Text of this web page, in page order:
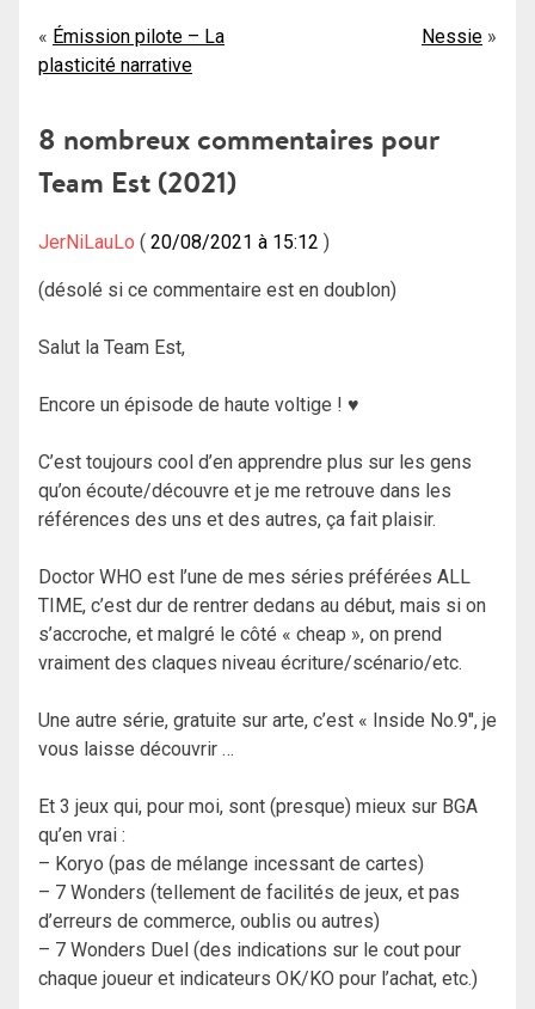
Navigation
de
l’article
Émission pilote – La
plasticité narrative
Nessie
8 nombreux commentaires pour
Team Est (2021)
JerNiLauLo 20/08/2021 à 15:12
(désolé si ce commentaire est en doublon)
Salut la Team Est,
Encore un épisode de haute voltige ! ♥
C’est toujours cool d’en apprendre plus sur les gens
qu’on écoute/découvre et je me retrouve dans les
références des uns et des autres, ça fait plaisir.
Doctor WHO est l’une de mes séries préférées ALL
TIME, c’est dur de rentrer dedans au début, mais si on
s’accroche, et malgré le côté « cheap », on prend
vraiment des claques niveau écriture/scénario/etc.
Une autre série, gratuite sur arte, c’est « Inside No.9″, je
vous laisse découvrir …
Et 3 jeux qui, pour moi, sont (presque) mieux sur BGA
qu’en vrai :
– Koryo (pas de mélange incessant de cartes)
– 7 Wonders (tellement de facilités de jeux, et pas
d’erreurs de commerce, oublis ou autres)
– 7 Wonders Duel (des indications sur le cout pour
chaque joueur et indicateurs OK/KO pour l’achat, etc.)